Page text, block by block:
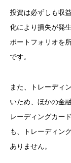
投資は必ずしも収
化により損失が発
ポートフォリオを
です。
また、トレーディ
いため、ほかの金
レーディングカー
も、トレーディン
ありません。